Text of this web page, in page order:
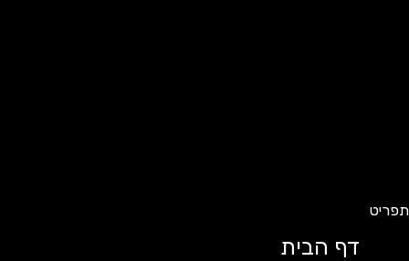
דף הבית